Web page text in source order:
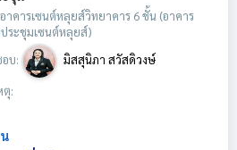
คารเซนต์หลุยส์วิทยาคาร 6 ชั้น (อาคาร
ประชุมเซนต์หลุยส์)
บ:
มิสสุนิภา สวัสดิวงษ์
ตุ: